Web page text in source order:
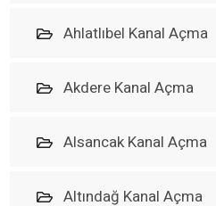
Ahlatlıbel Kanal Açma
Akdere Kanal Açma
Alsancak Kanal Açma
Altındağ Kanal Açma